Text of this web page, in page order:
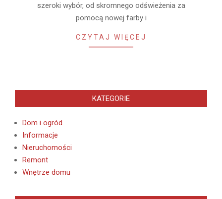
szeroki wybór, od skromnego odświeżenia za
pomocą nowej farby i
CZYTAJ WIĘCEJ
KATEGORIE
Dom i ogród
Informacje
Nieruchomości
Remont
Wnętrze domu